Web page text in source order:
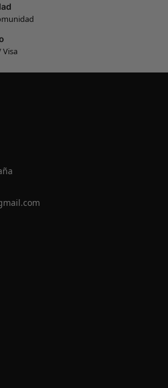
Visa